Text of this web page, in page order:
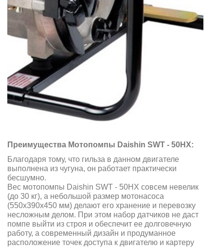
Преимущества Мотопомпы Daishin SWT - 50HX:
Благодаря тому, что гильза в данном двигателе
выполнена из чугуна, он работает практически
бесшумно.
Вес мотопомпы Daishin SWT - 50HX совсем невелик
(до 30 кг), а небольшой размер мотонасоса
(550x390x450 мм) делают его хранение и перевозку
несложным делом. При этом набор датчиков не даст
помпе выйти из строя и обеспечит ее долговечную
работу, а современный дизайн и продуманное
расположение точек доступа к двигателю и картеру